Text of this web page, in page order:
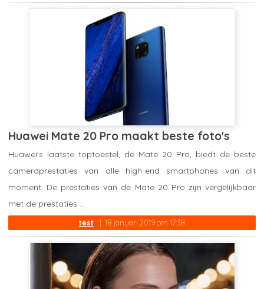
Huawei Mate 20 Pro maakt beste foto's
test 18 januari 2019 om 17:38
Huawei's laatste toptoestel, de Mate 20 Pro, biedt de beste
cameraprestaties van alle high-end smartphones van dit
moment. De prestaties van de Mate 20 Pro zijn vergelijkbaar
met de prestaties ...